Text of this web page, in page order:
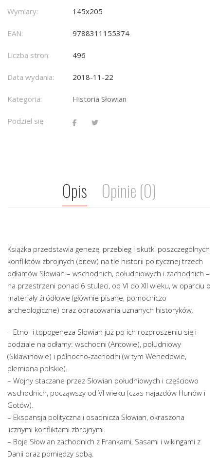
Wymiary: 145x205
EAN: 9788311155374
Liczba stron: 496
Data wydania: 2018-11-22
Kategoria: Historia Słowian
Podziel się
Opis Opinie (0)
Książka przedstawia genezę, przebieg i skutki poszczególnych
konfliktów zbrojnych (bitew) na tle historii politycznej trzech
odłamów Słowian – wschodnich, południowych i zachodnich –
na przestrzeni ponad 6 stuleci, od VI do XII wieku, w oparciu o
materiały źródłowe (głównie pisane, pomocniczo
archeologiczne) oraz opracowania uznanych historyków.
– Etno- i topogeneza Słowian już po ich rozproszeniu się i
podziale na odłamy: wschodni (Antowie), południowy
(Sklawinowie) i północno-zachodni (w tym Wenedowie,
plemiona polskie).
– Wojny staczane przez Słowian południowych i częściowo
wschodnich, począwszy od VI wieku (czas najazdów Hunów i
Gotów).
– Ekspansja polityczna i osadnicza Słowian, okraszona
licznymi konfliktami zbrojnymi.
– Boje Słowian zachodnich z Frankami, Sasami i wikingami z
Danii oraz pomiędzy sobą.